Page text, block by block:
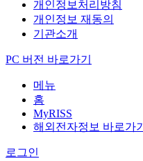
개인정보처리방침
개인정보 재동의
기관소개
PC 버전 바로가기
메뉴
홈
MyRISS
해외전자정보 바로가기
로그인